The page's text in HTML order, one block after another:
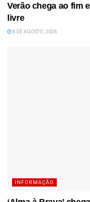
Verão chega ao fim
livre
8 DE AGOSTO, 2026
INFORMAÇÃO